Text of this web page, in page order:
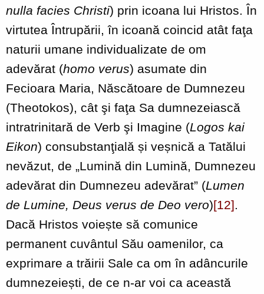
nulla facies Christi) prin icoana lui Hristos. În
virtutea Întrupării, în icoană coincid atât faţa
naturii umane individualizate de om
adevărat (homo verus) asumate din
Fecioara Maria, Născătoare de Dumnezeu
(Theotokos), cât şi faţa Sa dumnezeiască
intratrinitară de Verb şi Imagine (Logos kai
Eikon) consubstanţială și veșnică a Tatălui
nevăzut, de „Lumină din Lumină, Dumnezeu
adevărat din Dumnezeu adevărat” (Lumen
de Lumine, Deus verus de Deo vero)[12].
Dacă Hristos voiește să comunice
permanent cuvântul Său oamenilor, ca
exprimare a trăirii Sale ca om în adâncurile
dumnezeiești, de ce n-ar voi ca această